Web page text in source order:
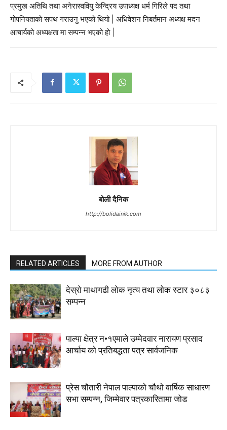
प्रमुख अतिथि तथा अनेरास्ववियु केन्द्रिय उपाध्यक्ष धर्म गिरिले पद तथा
गोपनियताको सपथ गराउनु भएको थियो | अधिवेशन निबर्तमान अध्यक्ष मदन
आचार्यको अध्यक्षता मा सम्पन्न भएको हो |
बोली दैनिक
http://bolidainik.com
RELATED ARTICLES MORE FROM AUTHOR
देस्राे माथागढी लाेक नृत्य तथा लाेक स्टार ३०८३
सम्पन्न
पाल्पा क्षेत्र न•१एमाले उम्मेदवार नारायण प्रसाद
आर्चाय काे प्रतिबद्धता पत्र सार्वजनिक
प्रेस चौतारी नेपाल पाल्पाको चौथो वार्षिक साधारण
सभा सम्पन्न, जिम्मेवार पत्रकारितामा जोड